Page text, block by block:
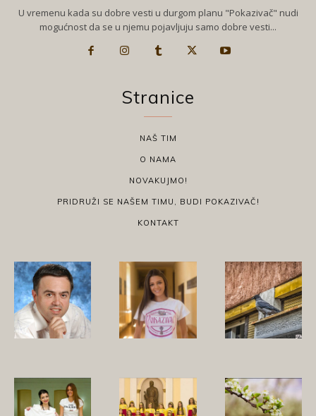
U vremenu kada su dobre vesti u durgom planu "Pokazivač" nudi
mogućnost da se u njemu pojavljuju samo dobre vesti...
Stranice
NAŠ TIM
O NAMA
NOVAKUJMO!
PRIDRUŽI SE NAŠEM TIMU, BUDI POKAZIVAČ!
KONTAKT